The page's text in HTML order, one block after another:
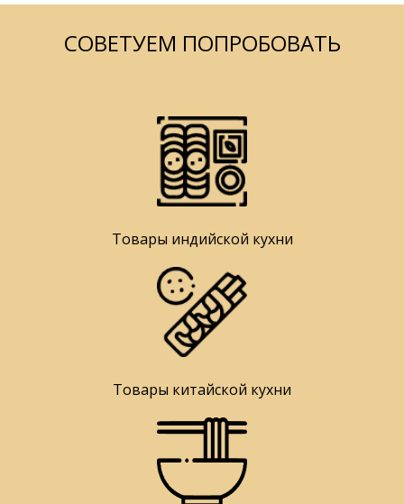
СОВЕТУЕМ ПОПРОБОВАТЬ
Товары индийской кухни
Товары китайской кухни